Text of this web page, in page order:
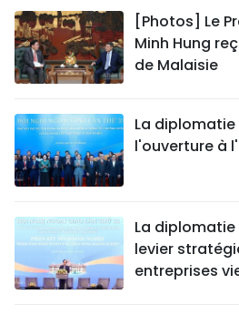
[Photos] Le
Minh Hung
de Malaisie
La
l'ouverture à
La
levier
entreprises